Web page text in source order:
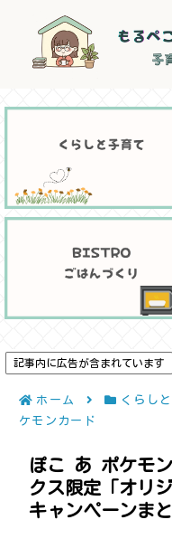
記事内に広告が含まれています
ホーム くらし
ケモンカード
ぽこ あ ポケモ
クス限定「オリ
キャンペーンま